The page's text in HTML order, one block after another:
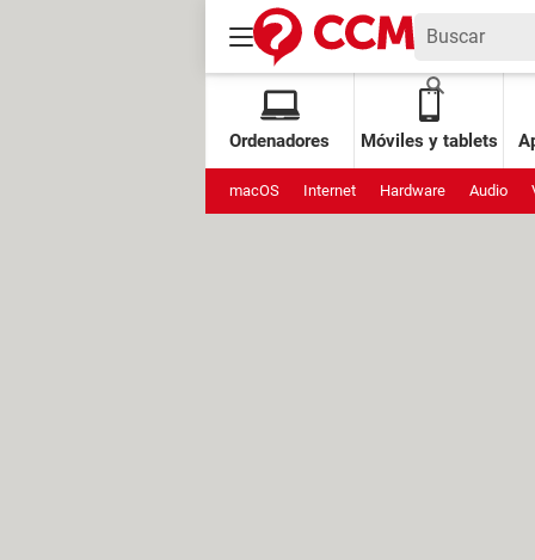
Ordenadores Móviles y tablets
macOS Internet Hardware Audio